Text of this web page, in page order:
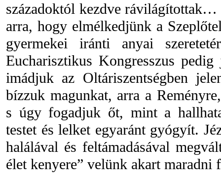
századoktól kezdve
arra, hogy elmélkedjünk a
gyermekei iránti anyai
Eucharisztikus Kongresszus
imádjuk az Oltáriszentségben
bízzuk magunkat, arra a
s úgy fogadjuk őt, mint a
testet és lelket egyaránt gyógyít.
halálával és feltámadásával
élet kenyere” velünk akart